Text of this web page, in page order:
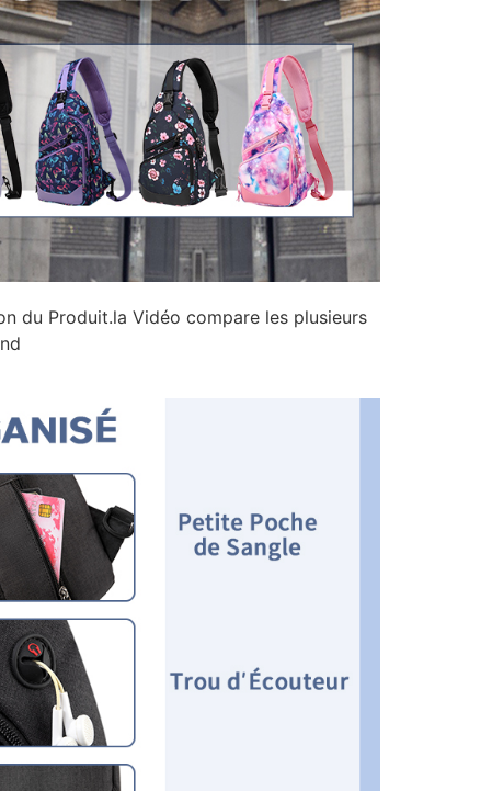
du Produit.la Vidéo compare les plusieurs